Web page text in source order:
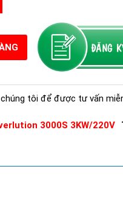
tôi để được tư vấn
3000S 3KW/220V